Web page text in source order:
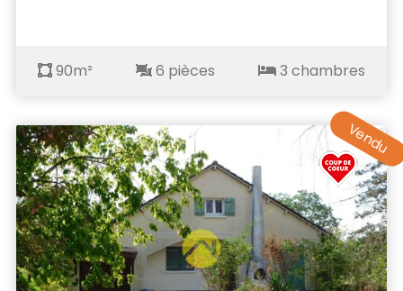
90m² 6 pièces 3 chambres
Vendu